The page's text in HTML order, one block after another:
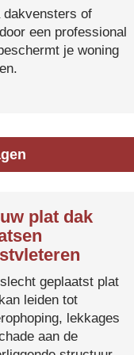
dakvensters of
door een professional
je woning
plat dak
geplaatst plat
leiden tot
lekkages
aan de